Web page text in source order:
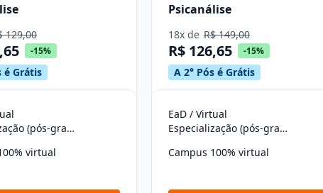
129,00
-15%
é Grátis
Especialização (pós-graduação)
virtual
Psicanálise
18x de R$ 149,00
R$ 126,65 -15%
A 2° Pós é Grátis
EaD / Virtual
Especialização (pós-graduação)
Campus 100% virtual